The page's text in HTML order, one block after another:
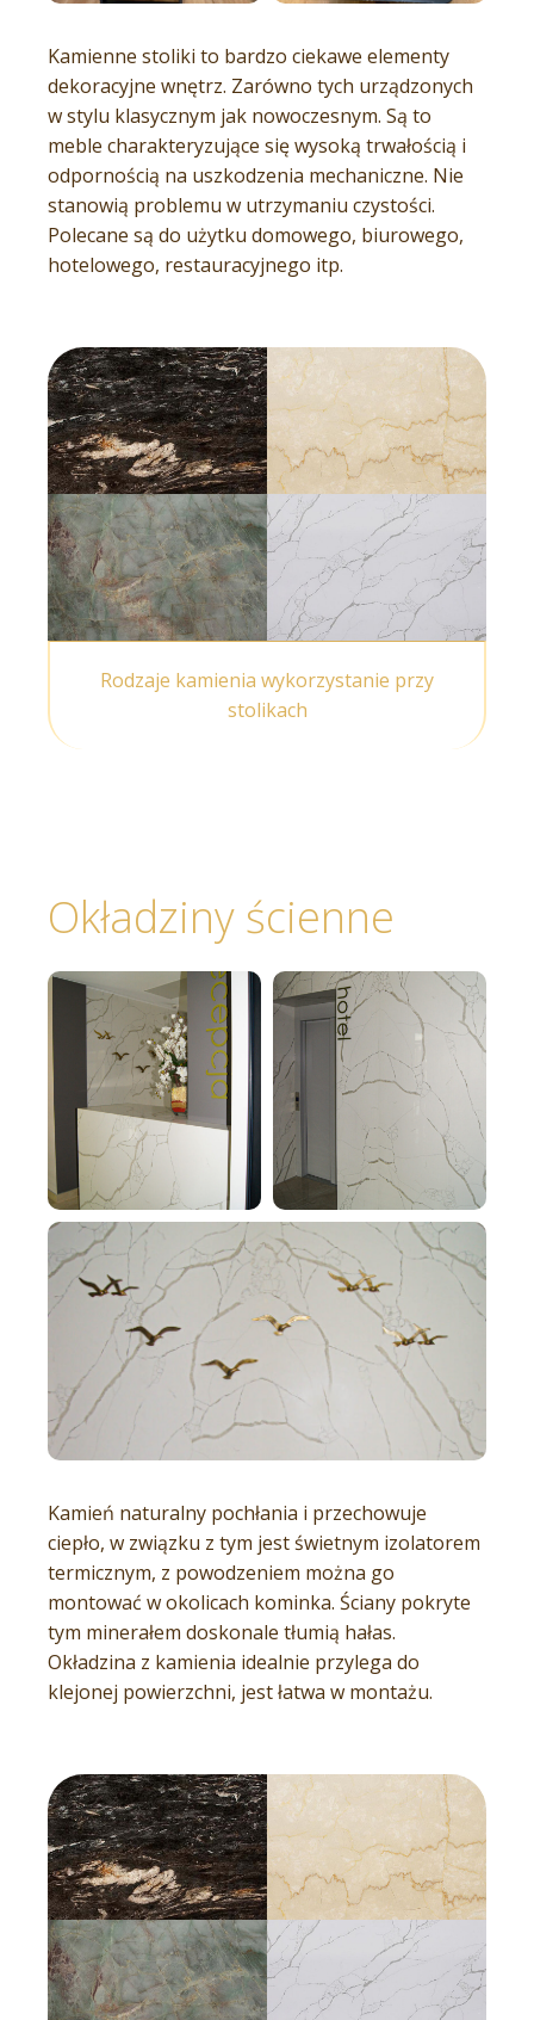
Kamienne stoliki to bardzo ciekawe elementy
dekoracyjne wnętrz. Zarówno tych urządzonych
w stylu klasycznym jak nowoczesnym. Są to
meble charakteryzujące się wysoką trwałością i
odpornością na uszkodzenia mechaniczne. Nie
stanowią problemu w utrzymaniu czystości.
Polecane są do użytku domowego, biurowego,
hotelowego, restauracyjnego itp.
Rodzaje kamienia wykorzystanie przy
stolikach
Okładziny ścienne
Kamień naturalny pochłania i przechowuje
ciepło, w związku z tym jest świetnym izolatorem
termicznym, z powodzeniem można go
montować w okolicach kominka. Ściany pokryte
tym minerałem doskonale tłumią hałas.
Okładzina z kamienia idealnie przylega do
klejonej powierzchni, jest łatwa w montażu.